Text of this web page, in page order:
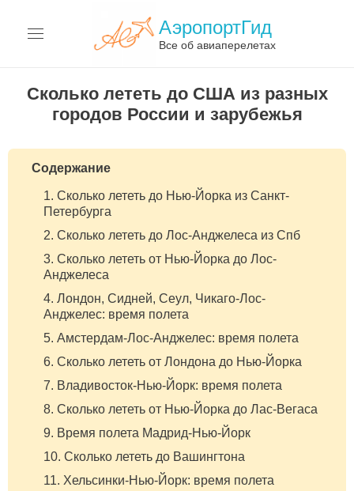
АэропортГид
Все об авиаперелетах
АВИАКОМПАНИИ
АВИАЦИЯ
ТЕРМИНЫ
О САЙТЕ
Сколько лететь до США из разных
городов России и зарубежья
Содержание
Сколько лететь до Нью-Йорка из Санкт-
Петербурга
Сколько лететь до Лос-Анджелеса из Спб
Сколько лететь от Нью-Йорка до Лос-
Анджелеса
Лондон, Сидней, Сеул, Чикаго-Лос-
Анджелес: время полета
Амстердам-Лос-Анджелес: время полета
Сколько лететь от Лондона до Нью-Йорка
Владивосток-Нью-Йорк: время полета
Сколько лететь от Нью-Йорка до Лас-Вегаса
Время полета Мадрид-Нью-Йорк
Сколько лететь до Вашингтона
Хельсинки-Нью-Йорк: время полета